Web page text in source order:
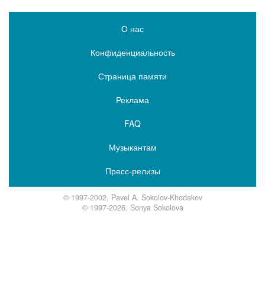
О нас
Конфиденциальность
Страница памяти
Реклама
FAQ
Музыкантам
Пресс-релизы
© 1997-2002, Pavel A. Sokolov-Khodakov
© 1997-2026, Sonya Sokolova